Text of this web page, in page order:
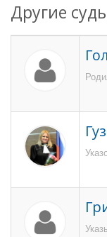
Другие